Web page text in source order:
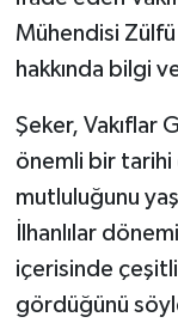
Mühendisi
hakkında bilgi
Şeker, Vakıflar
önemli bir tarihi
mutluluğunu
İlhanlılar
içerisinde
gördüğünü